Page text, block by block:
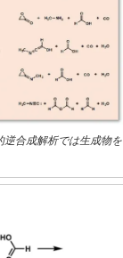
逆合成解析では生成物を